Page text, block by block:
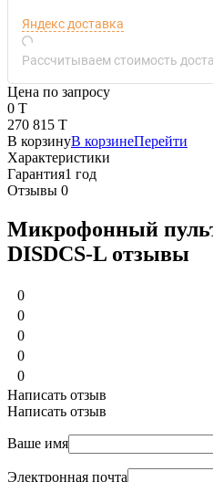
Яндекс доставка
Рассчитываем стоимость
Цена по запросу
0 T
270 815 T
В корзинуВ корзинеПерейти
Характеристики
Гарантия1 год
Отзывы 0
Микрофонный
DISDCS-L отзывы
0
0
0
0
0
Написать отзыв
Написать отзыв
Ваше имя
Электронная почта